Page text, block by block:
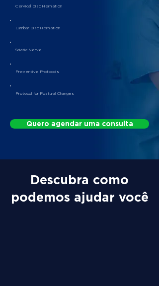
Cervical Disc Herniation
Lumbar Disc Herniation
Sciatic Nerve
Preventive Protocols
Protocol for Postural Changes
Quero agendar uma consulta
Descubra como
podemos ajudar você